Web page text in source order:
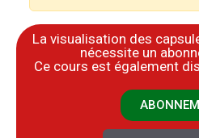
La visualisation des
nécessite un
​Ce cours est également